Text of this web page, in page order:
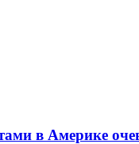
в Америке